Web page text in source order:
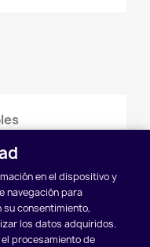
añadirán más
en el dispositivo y
navegación para
consentimiento,
los datos adquiridos.
procesamiento de